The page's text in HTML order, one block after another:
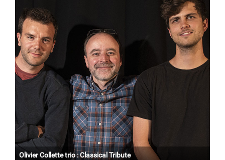
Olivier Collette trio : Classical Tribute